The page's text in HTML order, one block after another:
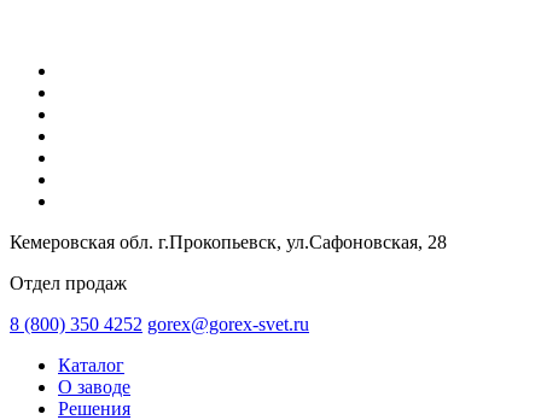
Кемеровская обл. г.Прокопьевск, ул.Сафоновская, 28
Отдел продаж
8 (800) 350 4252 gorex@gorex-svet.ru
Каталог
О заводе
Решения